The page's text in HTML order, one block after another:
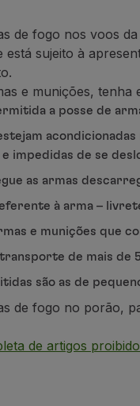
Prime
in
de fogo nos voos da
está sujeito à
e munições,
a posse de
impedidas de se
as armas
à arma –
e munições que
de mais de
são as de
de fogo no porão,
de artigos